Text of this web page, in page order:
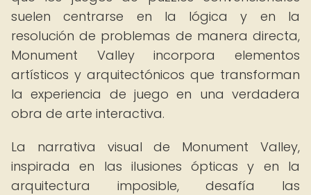
suelen centrarse en la lógica y en la
resolución de problemas de manera directa,
Monument Valley incorpora elementos
artísticos y arquitectónicos que transforman
la experiencia de juego en una verdadera
obra de arte interactiva.
La narrativa visual de Monument Valley,
inspirada en las ilusiones ópticas y en la
arquitectura imposible, desafía las